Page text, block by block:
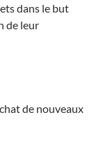
dans le but
de leur
de nouveaux